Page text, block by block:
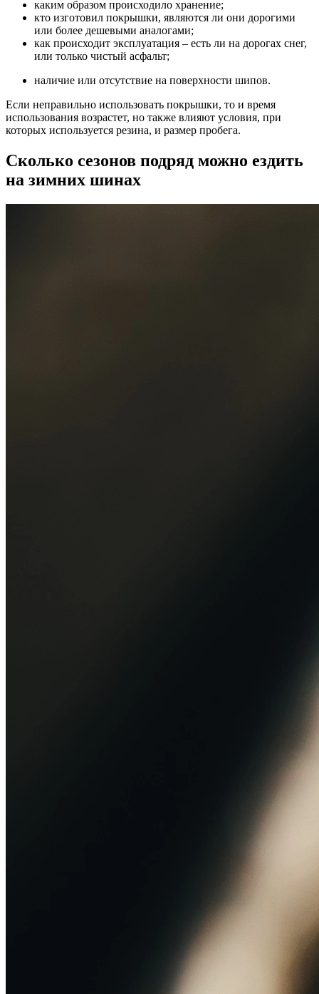
каким образом происходило хранение;
кто изготовил покрышки, являются ли они дорогими
или более дешевыми аналогами;
как происходит эксплуатация – есть ли на дорогах снег,
или только чистый асфальт;
наличие или отсутствие на поверхности шипов.
Если неправильно использовать покрышки, то и время
использования возрастет, но также влияют условия, при
которых используется резина, и размер пробега.
Сколько сезонов подряд можно ездить
на зимних шинах